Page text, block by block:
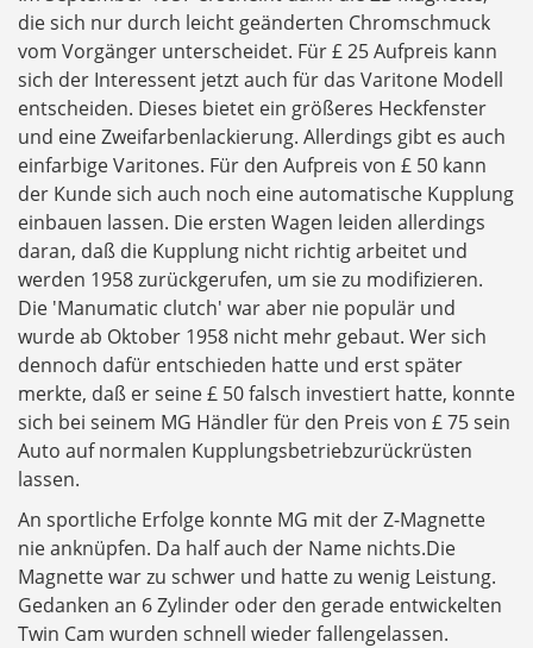
die sich nur durch leicht geänderten Chromschmuck
vom Vorgänger unterscheidet. Für £ 25 Aufpreis kann
sich der Interessent jetzt auch für das Varitone Modell
entscheiden. Dieses bietet ein größeres Heckfenster
und eine Zweifarbenlackierung. Allerdings gibt es auch
einfarbige Varitones. Für den Aufpreis von £ 50 kann
der Kunde sich auch noch eine automatische Kupplung
einbauen lassen. Die ersten Wagen leiden allerdings
daran, daß die Kupplung nicht richtig arbeitet und
werden 1958 zurückgerufen, um sie zu modifizieren.
Die 'Manumatic clutch' war aber nie populär und
wurde ab Oktober 1958 nicht mehr gebaut. Wer sich
dennoch dafür entschieden hatte und erst später
merkte, daß er seine £ 50 falsch investiert hatte, konnte
sich bei seinem MG Händler für den Preis von £ 75 sein
Auto auf normalen Kupplungsbetriebzurückrüsten
lassen.
An sportliche Erfolge konnte MG mit der Z-Magnette
nie anknüpfen. Da half auch der Name nichts.Die
Magnette war zu schwer und hatte zu wenig Leistung.
Gedanken an 6 Zylinder oder den gerade entwickelten
Twin Cam wurden schnell wieder fallengelassen.